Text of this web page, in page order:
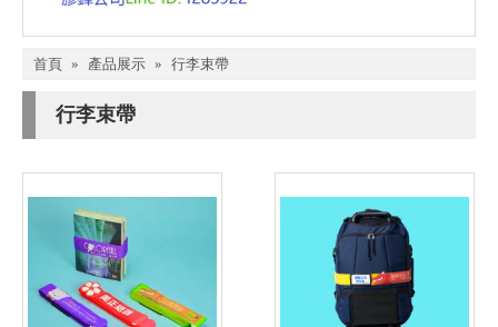
首頁 » 產品展示 » 行李束帶
行李束帶